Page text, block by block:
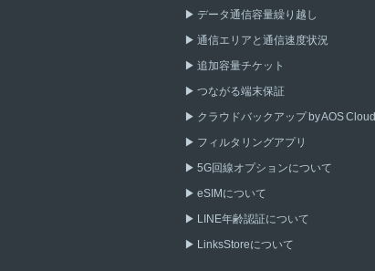
データ通信容量繰り越し
通信エリアと通信速度状況
追加容量チケット
つながる端末保証
クラウドバックアップ by AOS Cloud
フィルタリングアプリ
5G回線オプションについて
eSIMについて
LINE年齢認証について
LinksStoreについて